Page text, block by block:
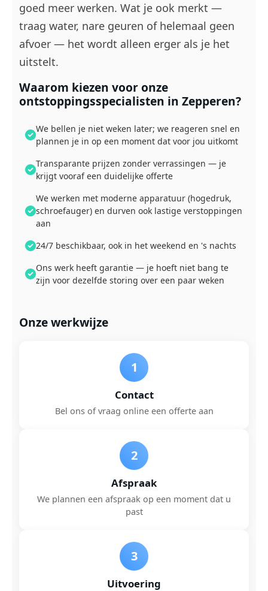
goed meer werken. Wat je ook merkt —
traag water, nare geuren of helemaal geen
afvoer — het wordt alleen erger als je het
uitstelt.
Waarom kiezen voor onze
ontstoppingsspecialisten in Zepperen?
We bellen je niet weken later; we reageren snel en
plannen je in op een moment dat voor jou uitkomt
Transparante prijzen zonder verrassingen — je
krijgt vooraf een duidelijke offerte
We werken met moderne apparatuur (hogedruk,
schroefauger) en durven ook lastige verstoppingen
aan
24/7 beschikbaar, ook in het weekend en 's nachts
Ons werk heeft garantie — je hoeft niet bang te
zijn voor dezelfde storing over een paar weken
Onze werkwijze
1
Contact
Bel ons of vraag online een offerte aan
2
Afspraak
We plannen een afspraak op een moment dat u
past
3
Uitvoering